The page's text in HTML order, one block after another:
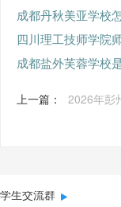
成都丹秋美亚学校
四川理工技师学院
成都盐外芙蓉学校
上一篇： 2026年彭
学生交流群